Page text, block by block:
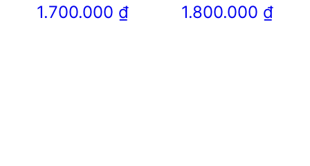
1.700.000 ₫ 1.800.000 ₫